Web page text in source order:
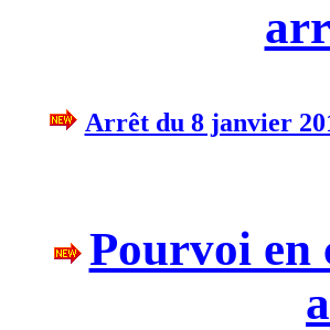
Arrêt du 8 janvier
Pourvoi en